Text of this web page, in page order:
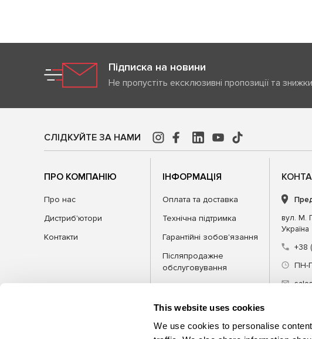
This website uses cookies
We use cookies to personalise
Підписка на новини
Не пропустіть ексклюзивні пропозиції та знижки
СЛІДКУЙТЕ ЗА НАМИ
ПРО КОМПАНІЮ
Про нас
Дистриб'ютори
Контакти
ІНФОРМАЦІЯ
Оплата та доставка
Технічна підтримка
Гарантійні зобов'язання
Післяпродажне
обслуговування
FAQ
Блог
вул. М.
Україна
+38
ПН-